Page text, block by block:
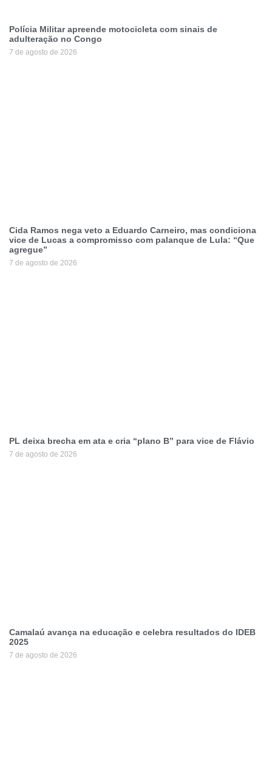
Polícia Militar apreende motocicleta com sinais de
adulteração no Congo
7 de agosto de 2026
Cida Ramos nega veto a Eduardo Carneiro, mas condiciona
vice de Lucas a compromisso com palanque de Lula: “Que
agregue”
7 de agosto de 2026
PL deixa brecha em ata e cria “plano B” para vice de Flávio
7 de agosto de 2026
Camalaú avança na educação e celebra resultados do IDEB
2025
7 de agosto de 2026